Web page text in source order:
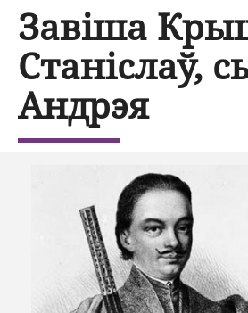
Завіша
Станіслаў,
Андрэя